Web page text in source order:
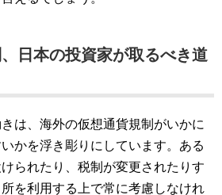
日本の投資家が取るべき道
は、海外の仮想通貨規制がいかに
かを浮き彫りにしています。ある
られたり、税制が変更されたりす
を利用する上で常に考慮しなけれ